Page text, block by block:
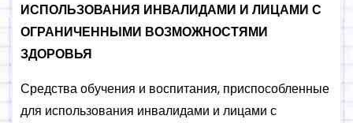
ИСПОЛЬЗОВАНИЯ ИНВАЛИДАМИ И ЛИЦАМИ С
ОГРАНИЧЕННЫМИ ВОЗМОЖНОСТЯМИ
ЗДОРОВЬЯ
Средства обучения и воспитания, приспособленные
для использования инвалидами и лицами с